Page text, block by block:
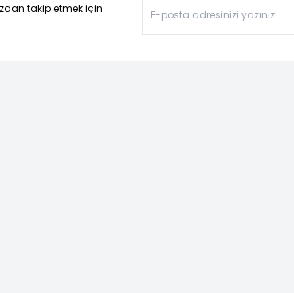
takip etmek için